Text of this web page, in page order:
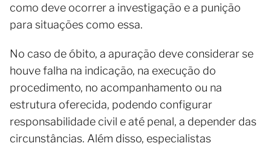
como deve ocorrer a investigação e a punição
para situações como essa.
No caso de óbito, a apuração deve considerar se
houve falha na indicação, na execução do
procedimento, no acompanhamento ou na
estrutura oferecida, podendo configurar
responsabilidade civil e até penal, a depender das
circunstâncias. Além disso, especialistas